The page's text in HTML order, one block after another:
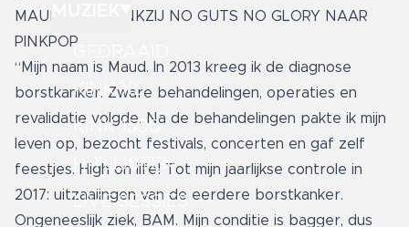
KINK XL
KINK 1500
HITLIJSTEN
LIVE SESSIES
MAUD KAN DANKZIJ NO GUTS NO GLORY NAAR
PINKPOP
“Mijn naam is Maud. In 2013 kreeg ik de diagnose
borstkanker. Zware behandelingen, operaties en
revalidatie volgde. Na de behandelingen pakte ik mijn
leven op, bezocht festivals, concerten en gaf zelf
feestjes. High on life! Tot mijn jaarlijkse controle in
2017: uitzaaiingen van de eerdere borstkanker.
Ongeneeslijk ziek, BAM. Mijn conditie is bagger, dus